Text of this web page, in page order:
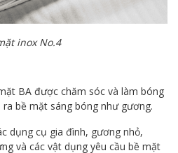
inox No.4
BA được chăm sóc và làm bóng
bề mặt sáng bóng như gương.
dụng cụ gia đình, gương nhỏ,
và các vật dụng yêu cầu bề mặt